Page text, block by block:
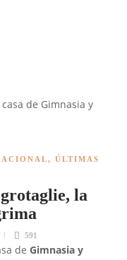
, ÚLTIMAS
la
591
de Gimnasia y